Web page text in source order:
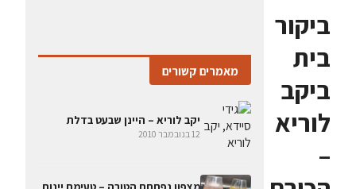
ביקור
בית
ביקב
לוריא
–
מאמרים קשורים
יקב לוריא – היינן שבעט בדלת
12 בנובמבר 2010